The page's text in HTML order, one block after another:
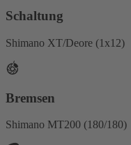
Schaltung
Shimano XT/Deore (1x12)
Bremsen
Shimano MT200 (180/180)